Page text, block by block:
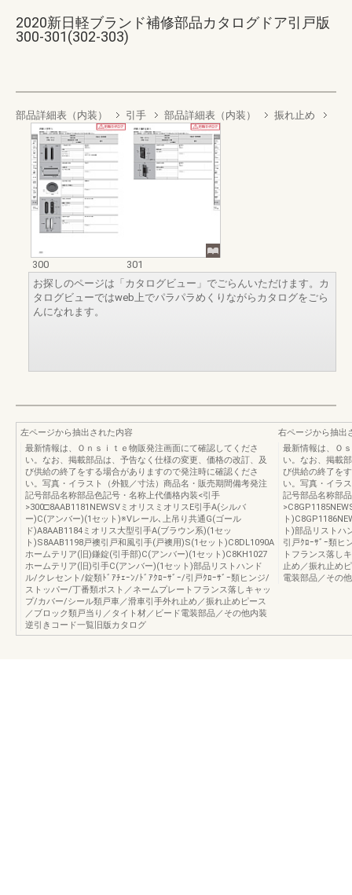
2020新日軽ブランド補修部品カタログドア引戸版
300-301(302-303)
部品詳細表（内装） 引手 部品詳細表（内装） 振れ止め
300
301
お探しのページは「カタログビュー」でごらんいただけます。カ
タログビューではweb上でパラパラめくりながらカタログをごら
んになれます。
左ページから抽出された内容
最新情報は、Ｏｎｓｉｔｅ物販発注画面にて確認してくださ
い。なお、掲載部品は、予告なく仕様の変更、価格の改訂、及
び供給の終了をする場合がありますので発注時に確認くださ
い。写真・イラスト（外観／寸法）商品名・販売期間備考発注
記号部品名称部品色記号・名称上代価格内装<引手
>300□8AAB1181NEWSVミオリスミオリスE引手A(シルバ
ー)C(アンバー)(1セット)※Vレール､上吊り共通G(ゴール
ド)A8AAB1184ミオリス大型引手A(ブラウン系)(1セッ
ト)S8AAB1198戸襖引戸和風引手(戸襖用)S(1セット)C8DL1090A
ホームテリア(旧)鎌錠(引手部)C(アンバー)(1セット)C8KH1027
ホームテリア(旧)引手C(アンバー)(1セット)部品リストハンド
ル/クレセント/錠類ﾄﾞｱﾁｪｰﾝ/ﾄﾞｱｸﾛｰｻﾞｰ/引戸ｸﾛｰｻﾞｰ類ヒンジ/
ストッパー/丁番類ポスト／ネームプレートフランス落しキャッ
プ/カバー/シール類戸車／滑車引手外れ止め／振れ止めピース
／ブロック類戸当り／タイト材／ビード電装部品／その他内装
逆引きコード一覧旧版カタログ
右ページから抽出
最新情報は、Ｏ
い。なお、掲載
び供給の終了を
い。写真・イラ
記号部品名称部
ト
ト)部品リスト
引戸ｸﾛｰｻﾞｰ類ヒ
トフランス落し
止め／振れ止め
電装部品／その